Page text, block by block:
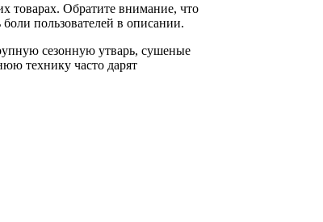
товарах. Обратите внимание, что
пользователей в описании.
сезонную утварь, сушеные
технику часто дарят